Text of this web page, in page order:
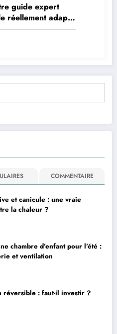
guide expert
réellement adapté
COMMENTAIRE
et canicule : une vraie
la chaleur ?
chambre d’enfant pour l’été :
et ventilation
réversible : faut-il investir ?